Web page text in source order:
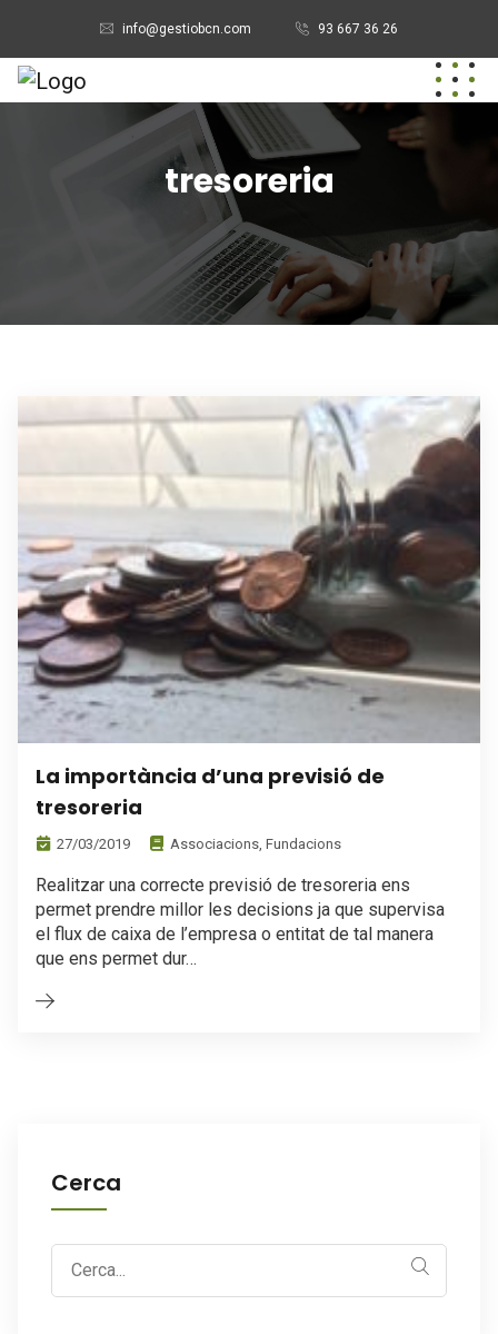
info@gestiobcn.com 93 667 36 26
tresoreria
La importància d’una previsió de
tresoreria
27/03/2019 Associacions Fundacions
Realitzar una correcte previsió de tresoreria ens
permet prendre millor les decisions ja que supervisa
el flux de caixa de l’empresa o entitat de tal manera
que ens permet dur…
Cerca
Search
for: